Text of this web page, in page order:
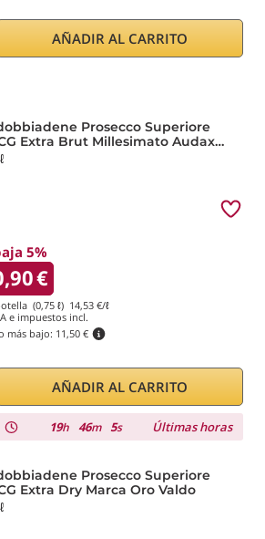
AÑADIR AL CARRITO
Prosecco Superiore
Extra Brut Millesimato Audax
Bortolomiol
5%
€
(0,75 ℓ) 14,53 €/ℓ
e impuestos incl.
más bajo: 11,50 €
AÑADIR AL CARRITO
19h 46m 5s Últimas horas
Prosecco Superiore
Extra Dry Marca Oro Valdo